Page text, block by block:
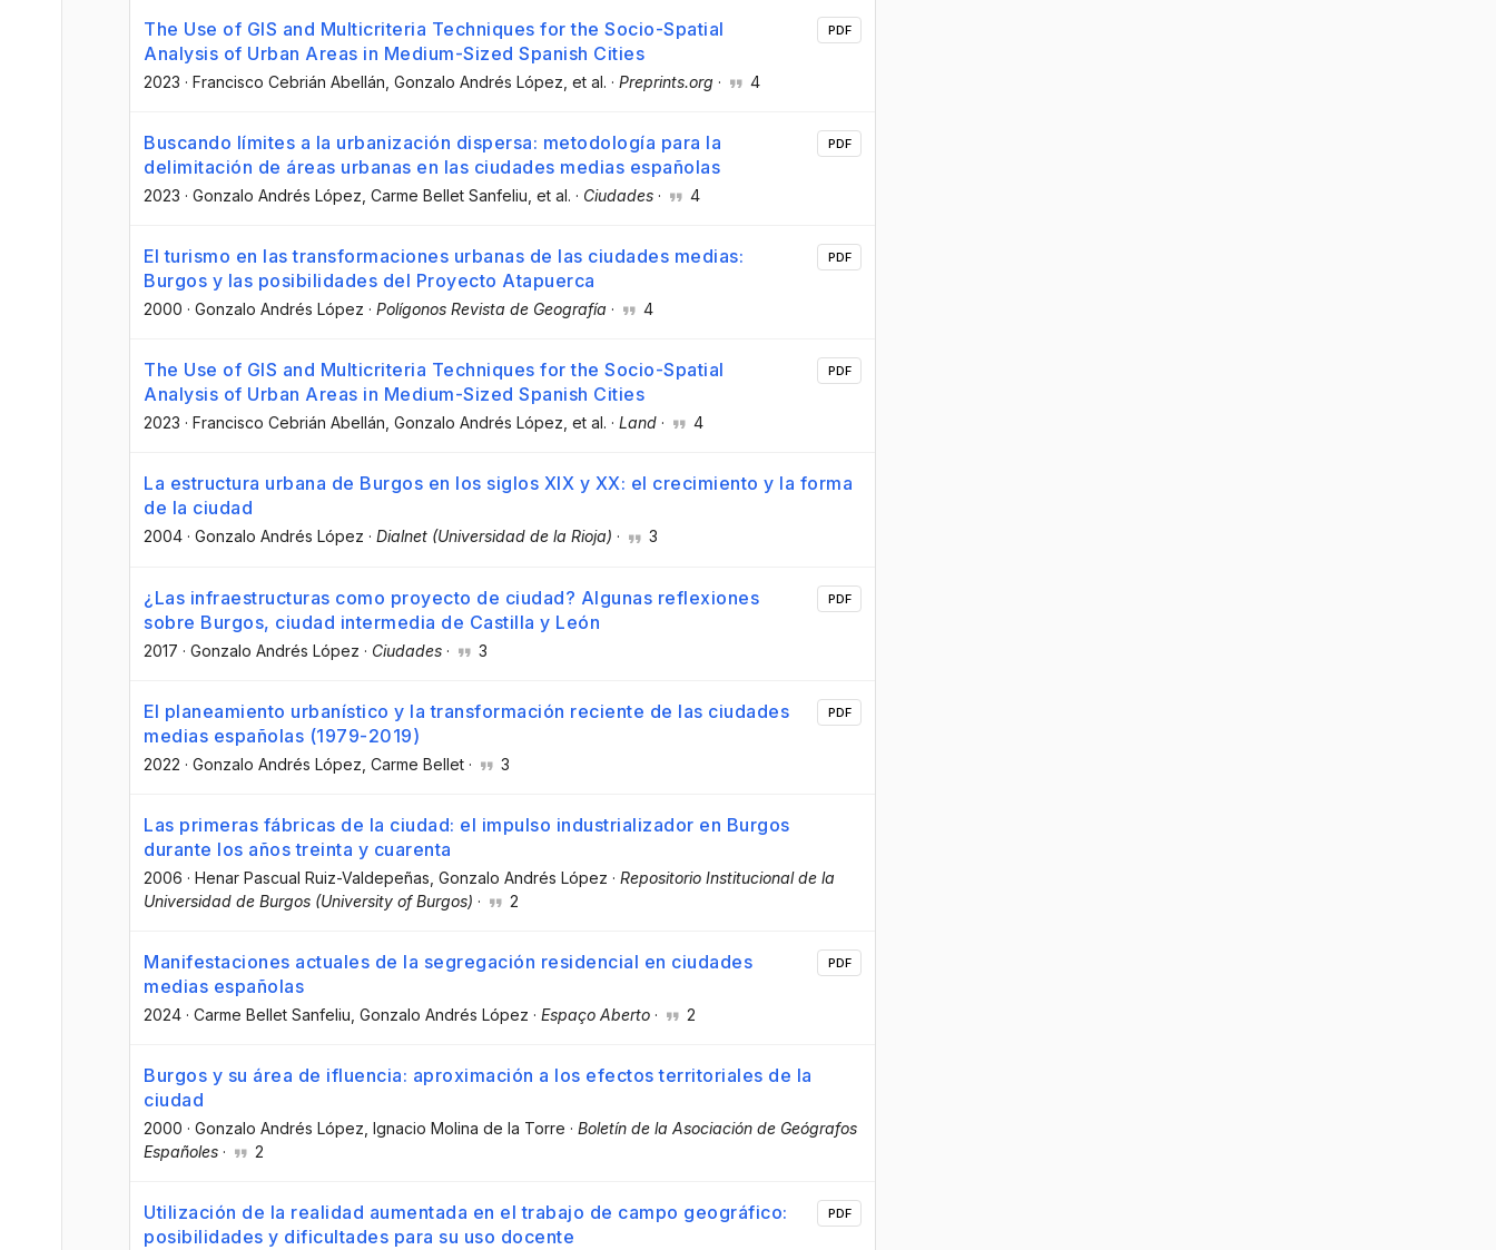
The Use of GIS and Multicriteria Techniques for the Socio-Spatial
Analysis of Urban Areas in Medium-Sized Spanish Cities
2023 · Francisco Cebrián Abellán , Gonzalo Andrés López , et al. · Preprints.org · 4
PDF
Buscando límites a la urbanización dispersa: metodología para la
delimitación de áreas urbanas en las ciudades medias españolas
2023 · Gonzalo Andrés López , Carme Bellet Sanfeliu , et al. · Ciudades · 4
PDF
El turismo en las transformaciones urbanas de las ciudades medias:
Burgos y las posibilidades del Proyecto Atapuerca
2000 · Gonzalo Andrés López · Polígonos Revista de Geografía · 4
PDF
The Use of GIS and Multicriteria Techniques for the Socio-Spatial
Analysis of Urban Areas in Medium-Sized Spanish Cities
2023 · Francisco Cebrián Abellán , Gonzalo Andrés López , et al. · Land · 4
PDF
La estructura urbana de Burgos en los siglos XIX y XX: el crecimiento y la forma
de la ciudad
2004 · Gonzalo Andrés López · Dialnet (Universidad de la Rioja) · 3
¿Las infraestructuras como proyecto de ciudad? Algunas reflexiones
sobre Burgos, ciudad intermedia de Castilla y León
2017 · Gonzalo Andrés López · Ciudades · 3
PDF
El planeamiento urbanístico y la transformación reciente de las ciudades
medias españolas (1979-2019)
2022 · Gonzalo Andrés López , Carme Bellet · 3
PDF
Las primeras fábricas de la ciudad: el impulso industrializador en Burgos
durante los años treinta y cuarenta
2006 · Henar Pascual Ruiz-Valdepeñas , Gonzalo Andrés López · Repositorio Institucional de la
Universidad de Burgos (University of Burgos) · 2
Manifestaciones actuales de la segregación residencial en ciudades
medias españolas
2024 · Carme Bellet Sanfeliu , Gonzalo Andrés López · Espaço Aberto · 2
PDF
Burgos y su área de ifluencia: aproximación a los efectos territoriales de la
ciudad
2000 · Gonzalo Andrés López , Ignacio Molina de la Torre · Boletín de la Asociación de Geógrafos
Españoles · 2
Utilización de la realidad aumentada en el trabajo de campo geográfico:
posibilidades y dificultades para su uso docente
PDF